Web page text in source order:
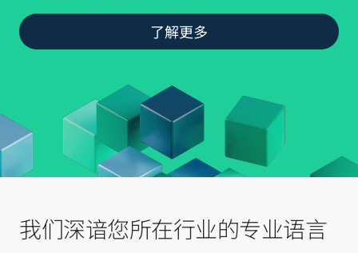
了解更多
我们深谙您所在行业的专业语言